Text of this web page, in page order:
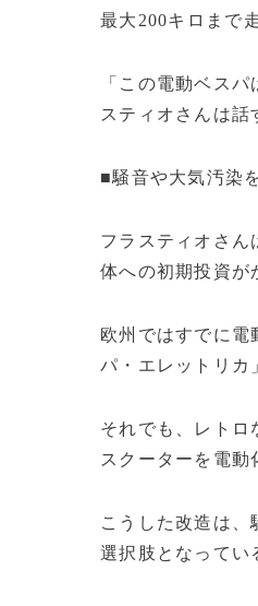
最大200キロまで
「この電動ベス
スティオさんは話
■騒音や大気汚染
フラスティオさん
体への初期投資が
欧州ではすでに電
パ・エレットリカ
それでも、レトロ
スクーターを電動
こうした改造は
選択肢となってい